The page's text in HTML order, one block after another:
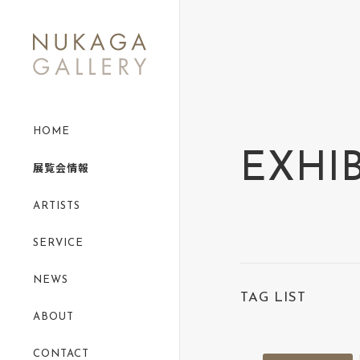
HOME
展覧会情報
ARTISTS
SERVICE
NEWS
ABOUT
CONTACT
TAG LIST